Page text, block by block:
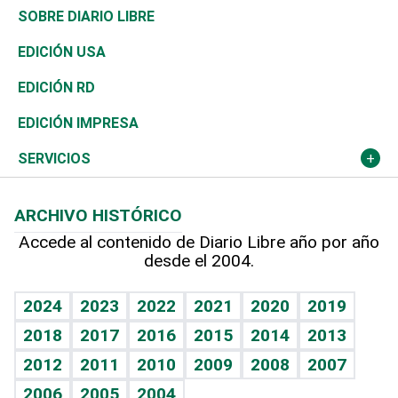
José Boquete
Reportajes
Asia
África
Ocenanía
Caribe
Resto del mundo
Consumo
Vivienda
Telecom.
Global y variable
Economía personal
Belleza
Buena Vida
Sociales
Novedades
Podcast Arte Libre
Hablando con el pediatra
Vida y familia
Eñe
Celebrando la vida
Golf
Ciclismo
Tenis
Olimpismo
Más deportes
Línea de hit
TBT Deportivo
De buena tinta
En Directo
El Espía
Noticiero Poteleche
Columnistas
Más firmas
Clima
Tecnología
Historia
Martes de tecnología
Cambio climático
Mundo
Economía
Revista
Deportes
Opinión
Hecho en casa
Guía del dinero
SOBRE DIARIO LIBRE
EDICIÓN USA
EDICIÓN RD
EDICIÓN IMPRESA
SERVICIOS
Cumpleaños
Horóscopos
Crucigramas
ARCHIVO HISTÓRICO
Accede al contenido de Diario Libre año por año
desde el 2004.
2024 2023 2022 2021 2020
2019
2018
2017 2016 2015 2014
2013
2012
2011 2010 2009 2008
2007